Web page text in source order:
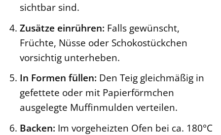
sichtbar sind.
Zusätze einrühren: Falls gewünscht,
Früchte, Nüsse oder Schokostückchen
vorsichtig unterheben.
In Formen füllen: Den Teig gleichmäßig in
gefettete oder mit Papierförmchen
ausgelegte Muffinmulden verteilen.
Backen: Im vorgeheizten Ofen bei ca. 180°C